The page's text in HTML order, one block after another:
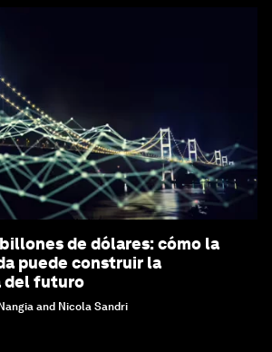
de dólares: cómo la
puede construir la
del futuro
and Nicola Sandri